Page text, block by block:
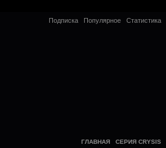
Подписка Популярное Статистика
ГЛАВНАЯ СЕРИЯ CRYSIS